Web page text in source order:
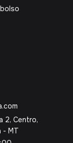
2, Centro,
- MT